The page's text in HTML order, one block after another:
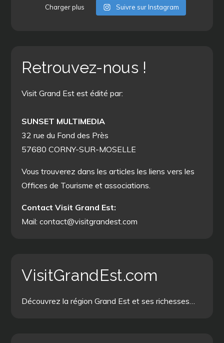
Charger plus Suivre sur Instagram
Retrouvez-nous !
Visit Grand Est est édité par:
SUNSET MULTIMEDIA
32 rue du Fond des Près
57680 CORNY-SUR-MOSELLE
Vous trouverez dans les articles les liens vers les
Offices de Tourisme et associations.
Contact Visit Grand Est:
Mail: contact@visitgrandest.com
VisitGrandEst.com
Découvrez la région Grand Est et ses richesses…